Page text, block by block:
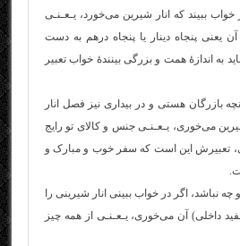
ببیند که انار شیرین می‌خورد، یـعـنـی
یعنی پنجاه دینار یا پنجاه درهم به دست
به اندازۀ همت و بزرگی بینندۀ خواب تعبیر
بازرگان هستی و در بیداری نیز فصل انار
می‌خوری، یـعـنـی جنس و کالای تو رایج
تعبیرش این است که سفر خوب و مبارک و
نباشد، اگر در خواب ببینی انار شیرینی را
داخلی) آن می‌خوری، یـعـنـی از همه چیز